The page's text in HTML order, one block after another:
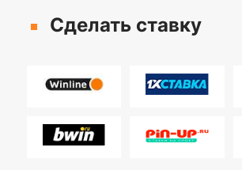
Сделать ставку